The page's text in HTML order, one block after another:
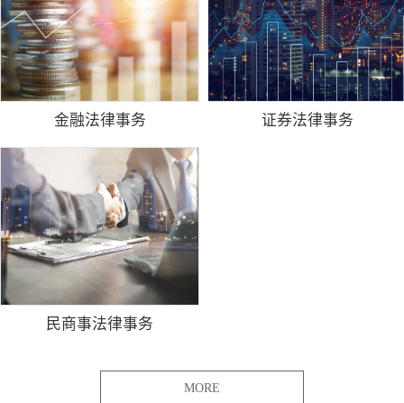
金融法律事务 证券法律事务
民商事法律事务
MORE